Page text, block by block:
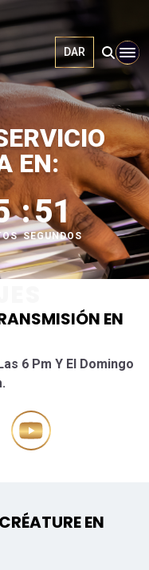
DAR
EN:
50
SEGUNDOS
EN
6 Pm Y El Domingo
EN